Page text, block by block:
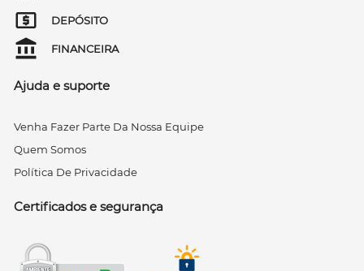
DEPÓSITO
FINANCEIRA
Ajuda e suporte
Venha Fazer Parte Da Nossa Equipe
Quem Somos
Política De Privacidade
Certificados e segurança